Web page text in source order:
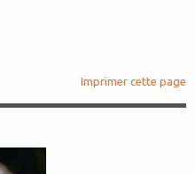
Imprimer cette page